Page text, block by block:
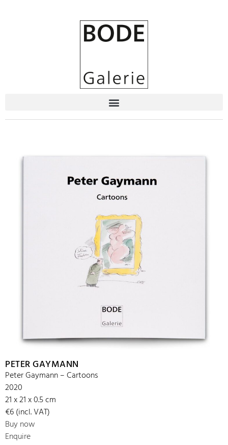
PETER GAYMANN
Peter Gaymann – Cartoons
2020
21 x 21 x 0.5 cm
€6 (incl. VAT)
Buy now
Enquire